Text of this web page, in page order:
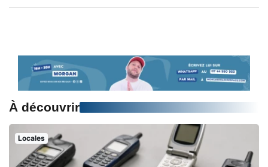
À découvrir
Locales